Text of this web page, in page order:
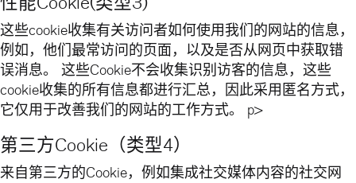
这些cookie收集有关访问者如何使用我们的网站的信息，
例如，他们最常访问的页面，以及是否从网页中获取错
误消息。 这些Cookie不会收集识别访客的信息，这些
cookie收集的所有信息都进行汇总，因此采用匿名方式，
它仅用于改善我们的网站的工作方式。 p>
第三方Cookie（类型4）
来自第三方的Cookie，例如集成社交媒体内容的社交网